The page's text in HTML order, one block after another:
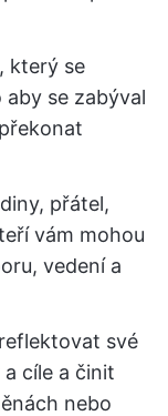
který se
se zabýval
přátel,
vám mohou
vedení a
své
cíle a činit
nebo